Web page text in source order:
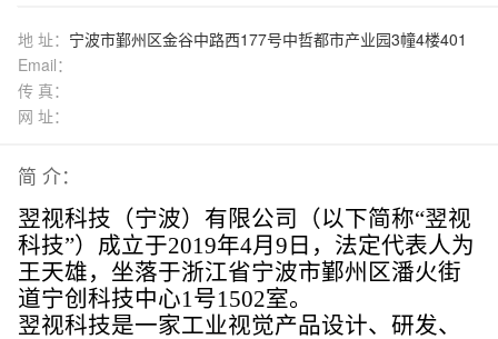
地 址： 宁波市鄞州区金谷中路西177号中哲都市产业园3幢4楼401
Email：
传 真：
网 址：
简 介：
翌视科技（宁波）有限公司 （以下简称“翌视
科技”） 成立于2019年4月9日，法定代表人为
王天雄，坐落于浙江省宁波市鄞州区潘火街
道宁创科技中心1号1502室。
翌视科技是一家工业视觉产品设计、研发、